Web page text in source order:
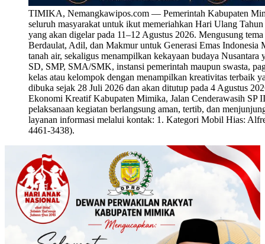
TIMIKA, Nemangkawipos.com — Pemerintah Kabupaten
seluruh masyarakat untuk ikut memeriahkan Hari Ulang
yang akan digelar pada 11–12 Agustus 2026. Mengusung
Berdaulat, Adil, dan Makmur untuk Generasi Emas Indonesia
tanah air, sekaligus menampilkan kekayaan budaya
SD, SMP, SMA/SMK, instansi pemerintah maupun swasta,
kelas atau kelompok dengan menampilkan kreativitas terbaik
dibuka sejak 28 Juli 2026 dan akan ditutup pada 4 Agustus
Ekonomi Kreatif Kabupaten Mimika, Jalan Cenderawasih SP
pelaksanaan kegiatan berlangsung aman, tertib, dan
layanan informasi melalui kontak: 1. Kategori Mobil Hias:
4461-3438).